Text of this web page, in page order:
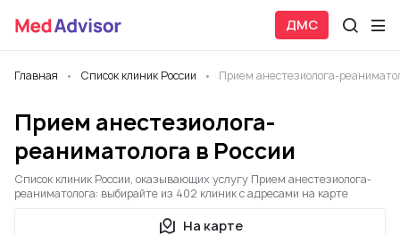
ДМС
Главная Список клиник России Прием анестезиолога-
Прием анестезиолога-
реаниматолога в России
Список клиник России, оказывающих услугу Прием анестезиолога-
реаниматолога: выбирайте из 402 клиник с адресами на карте
На карте